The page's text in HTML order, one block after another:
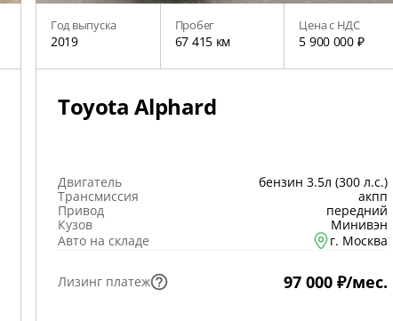
Год выпуска
2019
Пробег
67 415 км
Цена с НДС
5 900 000 ₽
Toyota Alphard
Двигатель
бензин 3.5л (300 л.с.)
Трансмиссия
акпп
Привод
передний
Кузов
Минивэн
Авто на складе
г. Москва
Лизинг платеж 97 000 ₽/мес.